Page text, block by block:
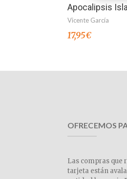
Apocalipsis
Vicente García
17,95€
OFRECEMOS
Las compras que
tarjeta están